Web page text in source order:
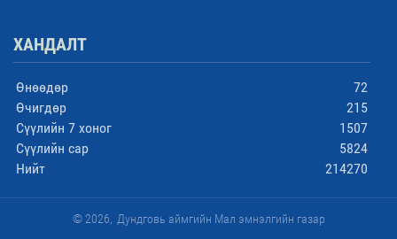
ХАНДАЛТ
Өнөөдөр
72
Өчигдөр
215
Сүүлийн 7 хоног
1507
Сүүлийн сар
5824
Нийт
214270
© 2026, Дундговь аймгийн Мал эмнэлгийн газар